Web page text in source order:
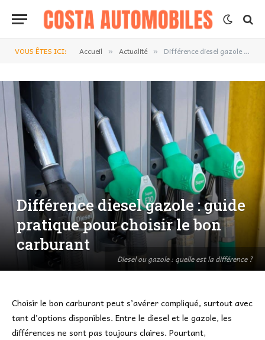
VOUS ÊTES ICI: Accueil » Actualité » Différence diesel gazole : guide pratique pour choisir le bon carburant
Diesel ou gazole : quelle est la différence ?
Différence diesel gazole : guide
pratique pour choisir le bon
carburant
Choisir le bon carburant peut s’avérer compliqué, surtout avec
tant d’options disponibles. Entre le diesel et le gazole, les
différences ne sont pas toujours claires. Pourtant,